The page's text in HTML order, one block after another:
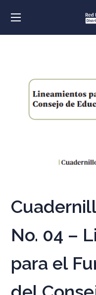
No. 04 –
para el